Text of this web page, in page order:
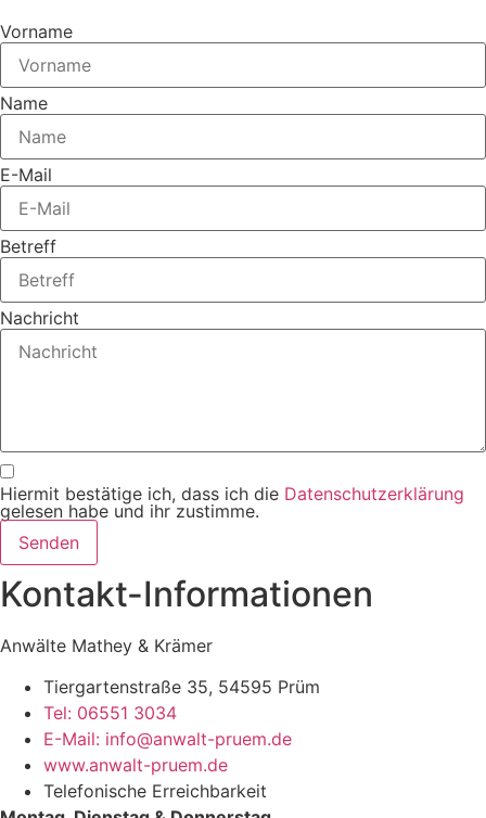
Vorname
Name
E-Mail
Betreff
Nachricht
Hiermit bestätige ich, dass ich die Datenschutzerklärung
gelesen habe und ihr zustimme.
Senden
Kontakt-Informationen
Anwälte Mathey & Krämer
Tiergartenstraße 35, 54595 Prüm
Tel: 06551 3034
E-Mail: info@anwalt-pruem.de
www.anwalt-pruem.de
Telefonische Erreichbarkeit